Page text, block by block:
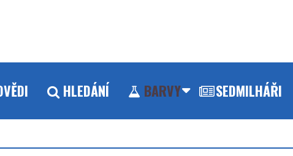
HLEDÁNÍ BARVY SEDMILHÁŘI